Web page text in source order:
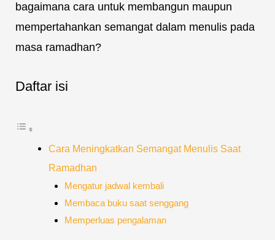
bagaimana cara untuk membangun maupun
mempertahankan semangat dalam menulis pada
masa ramadhan?
Daftar isi
Cara Meningkatkan Semangat Menulis Saat
Ramadhan
Mengatur jadwal kembali
Membaca buku saat senggang
Memperluas pengalaman